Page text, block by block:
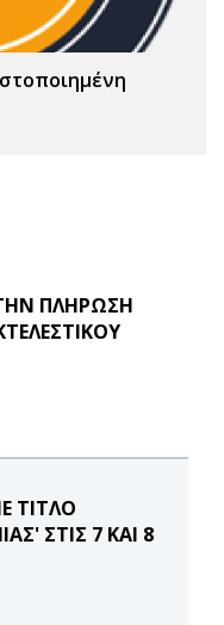
ΠΛΗΡΩΣΗ
ΤΙΤΛΟ
ΣΤΙΣ 7 ΚΑΙ 8